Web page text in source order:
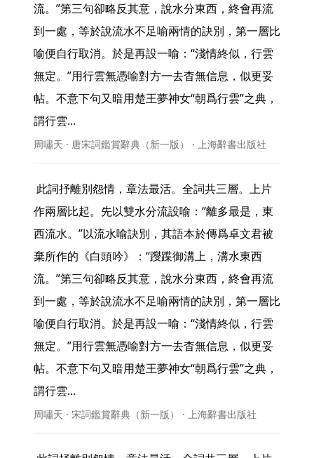
流。”第三句卻略反其意，說水分東西，終會再流
到一處，等於說流水不足喻兩情的訣別，第一層比
喻便自行取消。於是再設一喻：“淺情終似，行雲
無定。”用行雲無憑喻對方一去杳無信息，似更妥
帖。不意下句又暗用楚王夢神女“朝爲行雲”之典，
謂行雲...
周嘯天 · 唐宋詞鑑賞辭典（新一版） · 上海辭書出版社
作兩層比起。先以雙水分流設喻：“離多最是，東
西流水。”以流水喻訣別，其語本於傳爲卓文君被
棄所作的《白頭吟》：“躞蹀御溝上，溝水東西
流。”第三句卻略反其意，說水分東西，終會再流
到一處，等於說流水不足喻兩情的訣別，第一層比
喻便自行取消。於是再設一喻：“淺情終似，行雲
無定。”用行雲無憑喻對方一去杳無信息，似更妥
帖。不意下句又暗用楚王夢神女“朝爲行雲”之典，
謂行雲...
周嘯天 · 宋詞鑑賞辭典（新一版） · 上海辭書出版社